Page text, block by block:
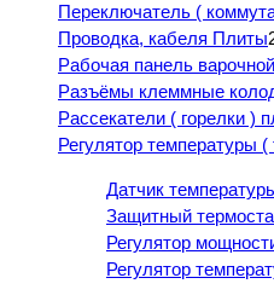
Переключатель (
Проводка, кабеля Плиты
Рабочая панель
Разъёмы клеммные
Рассекатели ( горелки )
Регулятор температуры
Датчик
Защитный
Регулятор
Регулятор